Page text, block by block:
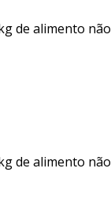
de alimento não
de alimento não